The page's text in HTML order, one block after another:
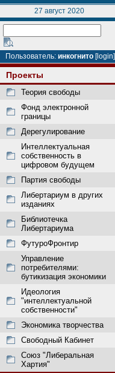
27 август 2020
Пользователь: инкогнито [login]
Проекты
Теория свободы
Фонд электронной
границы
Дерегулирование
Интеллектуальная
собственность в
цифровом будущем
Партия свободы
Либертариум в других
изданиях
Библиотечка
Либертариума
ФутуроФронтир
Управление
потребителями:
бутикизация экономики
Идеология
"интеллектуальной
собственности"
Экономика творчества
Свободный Кабинет
Союз "Либеральная
Хартия"